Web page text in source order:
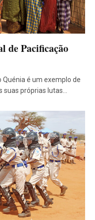
de Pacificação
é um exemplo de
próprias lutas…